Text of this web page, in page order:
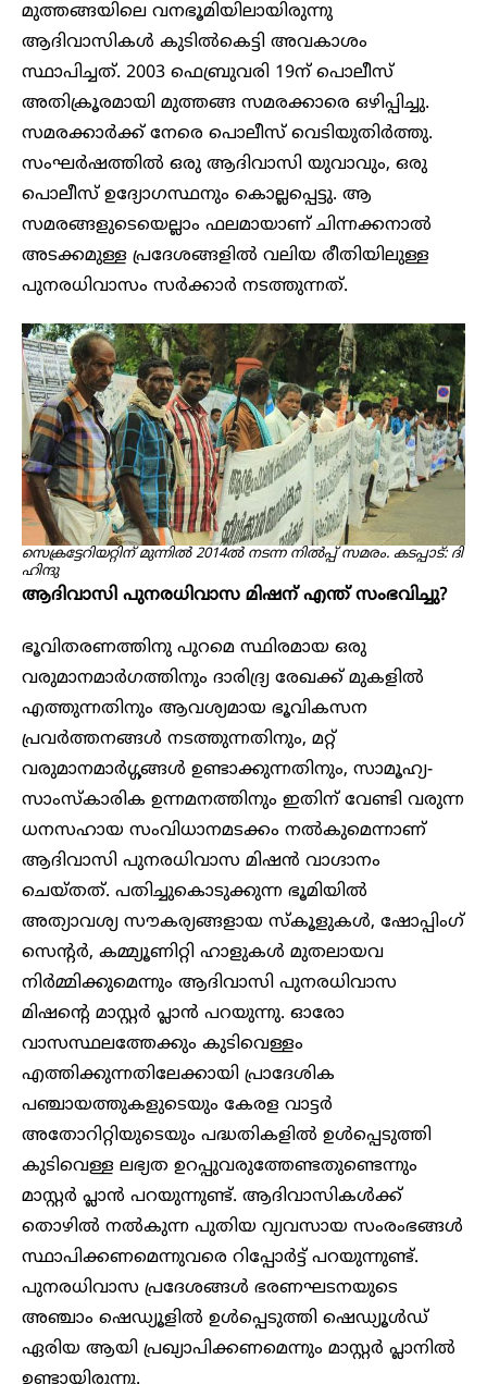
മുത്തങ്ങയിലെ വനഭൂമിയിലായിരുന്നു
ആദിവാസികൾ കുടിൽകെട്ടി അവകാശം
സ്ഥാപിച്ചത്. 2003 ഫെബ്രുവരി 19ന് പൊലീസ്
അതിക്രൂരമായി മുത്തങ്ങ സമരക്കാരെ ഒഴിപ്പിച്ചു.
സമരക്കാർക്ക് നേരെ പൊലീസ് വെടിയുതിർത്തു.
സംഘർഷത്തിൽ ഒരു ആദിവാസി യുവാവും, ഒരു
പൊലീസ് ഉദ്യോഗസ്ഥനും കൊല്ലപ്പെട്ടു. ആ
സമരങ്ങളുടെയെല്ലാം ഫലമായാണ് ചിന്നക്കനാൽ
അടക്കമുള്ള പ്രദേശങ്ങളിൽ വലിയ രീതിയിലുള്ള
പുനരധിവാസം സർക്കാർ നടത്തുന്നത്.
സെക്രട്ടേറിയറ്റിന് മുന്നിൽ 2014ൽ നടന്ന നിൽപ്പ് സമരം. കടപ്പാട്:​ ദി
ഹിന്ദു
ആദിവാസി പുനരധിവാസ മിഷന് എന്ത് സംഭവിച്ചു?
ഭൂവിതരണത്തിനു പുറമെ സ്ഥിരമായ ഒരു
വരുമാനമാർഗത്തിനും ദാരിദ്ര്യ രേഖക്ക് മുകളിൽ
എത്തുന്നതിനും ആവശ്യമായ ഭൂവികസന
പ്രവർത്തനങ്ങൾ നടത്തുന്നതിനും, മറ്റ്
വരുമാനമാർഗ്ഗങ്ങൾ ഉണ്ടാക്കുന്നതിനും, സാമൂഹ്യ-
സാംസ്‌കാരിക ഉന്നമനത്തിനും ഇതിന് വേണ്ടി വരുന്ന
ധനസഹായ സംവിധാനമടക്കം നൽകുമെന്നാണ്
ആദിവാസി പുനരധിവാസ മിഷൻ വാഗ്ദാനം
ചെയ്തത്. പതിച്ചുകൊടുക്കുന്ന ഭൂമിയിൽ
അത്യാവശ്യ സൗകര്യങ്ങളായ സ്‌കൂളുകൾ, ഷോപ്പിംഗ്
സെന്റർ, കമ്മ്യൂണിറ്റി ഹാളുകൾ മുതലായവ
നിർമ്മിക്കുമെന്നും ആദിവാസി പുനരധിവാസ
മിഷന്റെ മാസ്റ്റർ പ്ലാൻ പറയുന്നു. ഓരോ
വാസസ്ഥലത്തേക്കും കുടിവെള്ളം
എത്തിക്കുന്നതിലേക്കായി പ്രാദേശിക
പഞ്ചായത്തുകളുടെയും കേരള വാട്ടർ
അതോറിറ്റിയുടെയും പദ്ധതികളിൽ ഉൾപ്പെടുത്തി
കുടിവെള്ള ലഭ്യത ഉറപ്പുവരുത്തേണ്ടതുണ്ടെന്നും
മാസ്റ്റർ പ്ലാൻ പറയുന്നുണ്ട്. ആദിവാസികൾക്ക്
തൊഴിൽ നൽകുന്ന പുതിയ വ്യവസായ സംരംഭങ്ങൾ
സ്ഥാപിക്കണമെന്നുവരെ റിപ്പോർട്ട് പറയുന്നുണ്ട്.
പുനരധിവാസ പ്രദേശങ്ങൾ ഭരണഘടനയുടെ
അഞ്ചാം ഷെഡ്യൂളിൽ ഉൾപ്പെടുത്തി ഷെഡ്യൂൾഡ്
ഏരിയ ആയി പ്രഖ്യാപിക്കണമെന്നും മാസ്റ്റർ പ്ലാനിൽ